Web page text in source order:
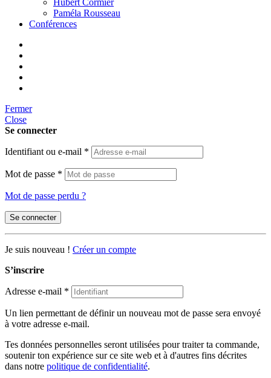
Hubert Cormier
Paméla Rousseau
Conférences
Fermer
Close
Se connecter
Identifiant ou e-mail *
Mot de passe *
Mot de passe perdu ?
Se connecter
Je suis nouveau ! Créer un compte
S’inscrire
Adresse e-mail *
Un lien permettant de définir un nouveau mot de passe sera envoyé
à votre adresse e-mail.
Tes données personnelles seront utilisées pour traiter ta commande,
soutenir ton expérience sur ce site web et à d'autres fins décrites
dans notre politique de confidentialité.